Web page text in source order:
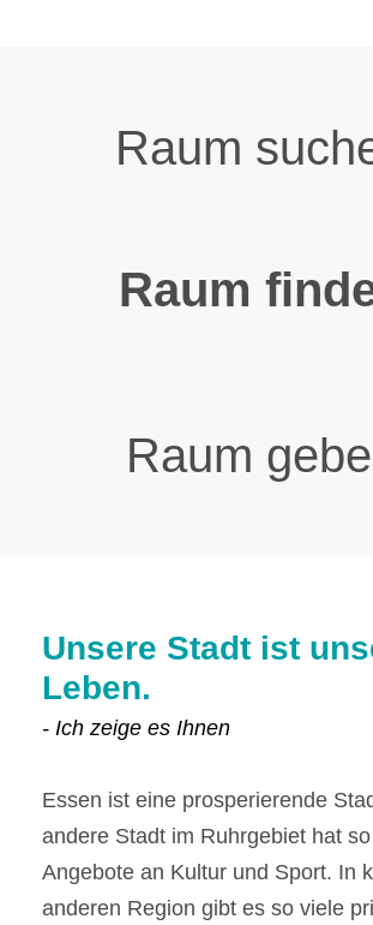
Raum
Raum
Raum
Unsere Stadt ist
Leben.
- Ich zeige es Ihnen
Essen ist eine prosperierende
andere Stadt im Ruhrgebiet hat
Angebote an Kultur und Sport. In
anderen Region gibt es so viele